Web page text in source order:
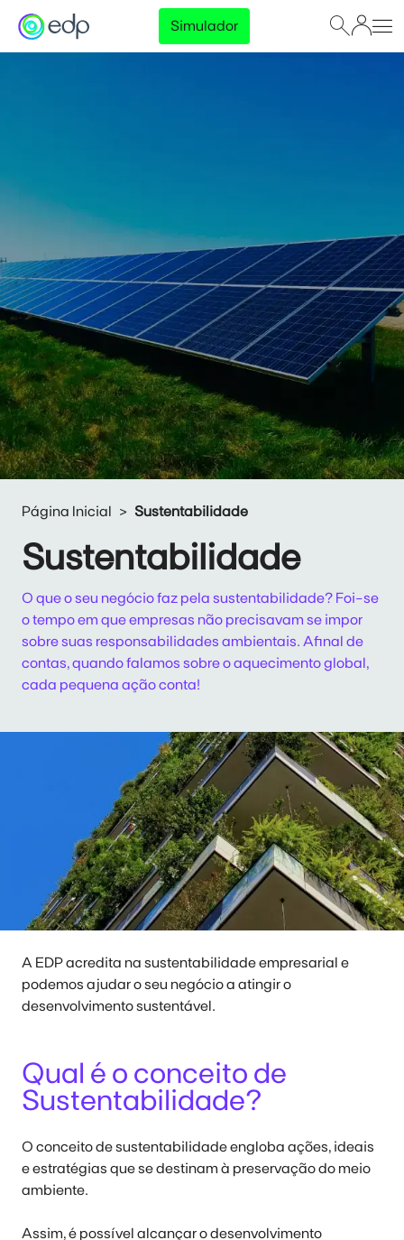
Simulador
Página Inicial Sustentabilidade
Sustentabilidade
O que o seu negócio faz pela sustentabilidade? Foi-se
o tempo em que empresas não precisavam se impor
sobre suas responsabilidades ambientais. Afinal de
contas, quando falamos sobre o aquecimento global,
cada pequena ação conta!
A EDP acredita na sustentabilidade empresarial e
podemos ajudar o seu negócio a atingir o
desenvolvimento sustentável.
Qual é o conceito de
Sustentabilidade?
O conceito de sustentabilidadeengloba ações, ideais
e estratégias que se destinam à preservação do meio
ambiente.
Assim, é possível alcançar o desenvolvimento